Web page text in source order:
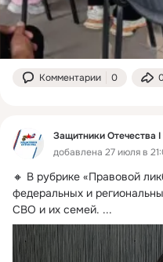
Комментарии 0
Защитники Отечества
добавлена 27 июля в
🔸 В рубрике «Правовой
федеральных и
СВО и их семей. ...